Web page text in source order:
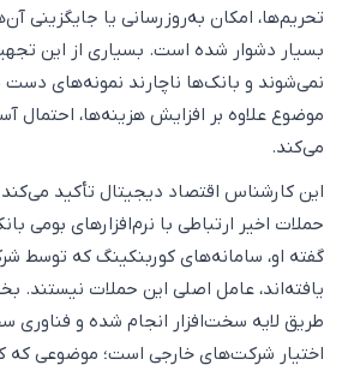
تحریم‌ها، امکان به‌روزرسانی یا جایگزینی
بسیار دشوار شده است. بسیاری از این
نمی‌شوند و بانک‌ها ناچارند نمونه‌های
موضوع علاوه بر افزایش هزینه‌ها، احتمال
می‌کند.
این کارشناس اقتصاد دیجیتال تأکید می‌کند
حملات اخیر ارتباطی با نرم‌افزارهای بومی
گفته او، سامانه‌های کوربنکینگ که توسط
یافته‌اند، عامل اصلی این حملات نیستند.
طریق لایه سخت‌افزار انجام شده و فناوری
اختیار شرکت‌های خارجی است؛ موضوعی که